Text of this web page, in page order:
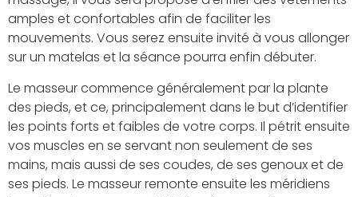
amples et confortables afin de faciliter les
mouvements. Vous serez ensuite invité à vous allonger
sur un matelas et la séance pourra enfin débuter.
Le masseur commence généralement par la plante
des pieds, et ce, principalement dans le but d’identifier
les points forts et faibles de votre corps. Il pétrit ensuite
vos muscles en se servant non seulement de ses
mains, mais aussi de ses coudes, de ses genoux et de
ses pieds. Le masseur remonte ensuite les méridiens